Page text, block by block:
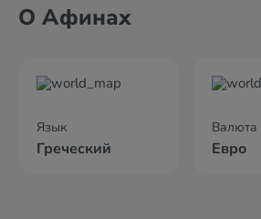
О Афинах
Язык
Греческий
Валюта
Евро